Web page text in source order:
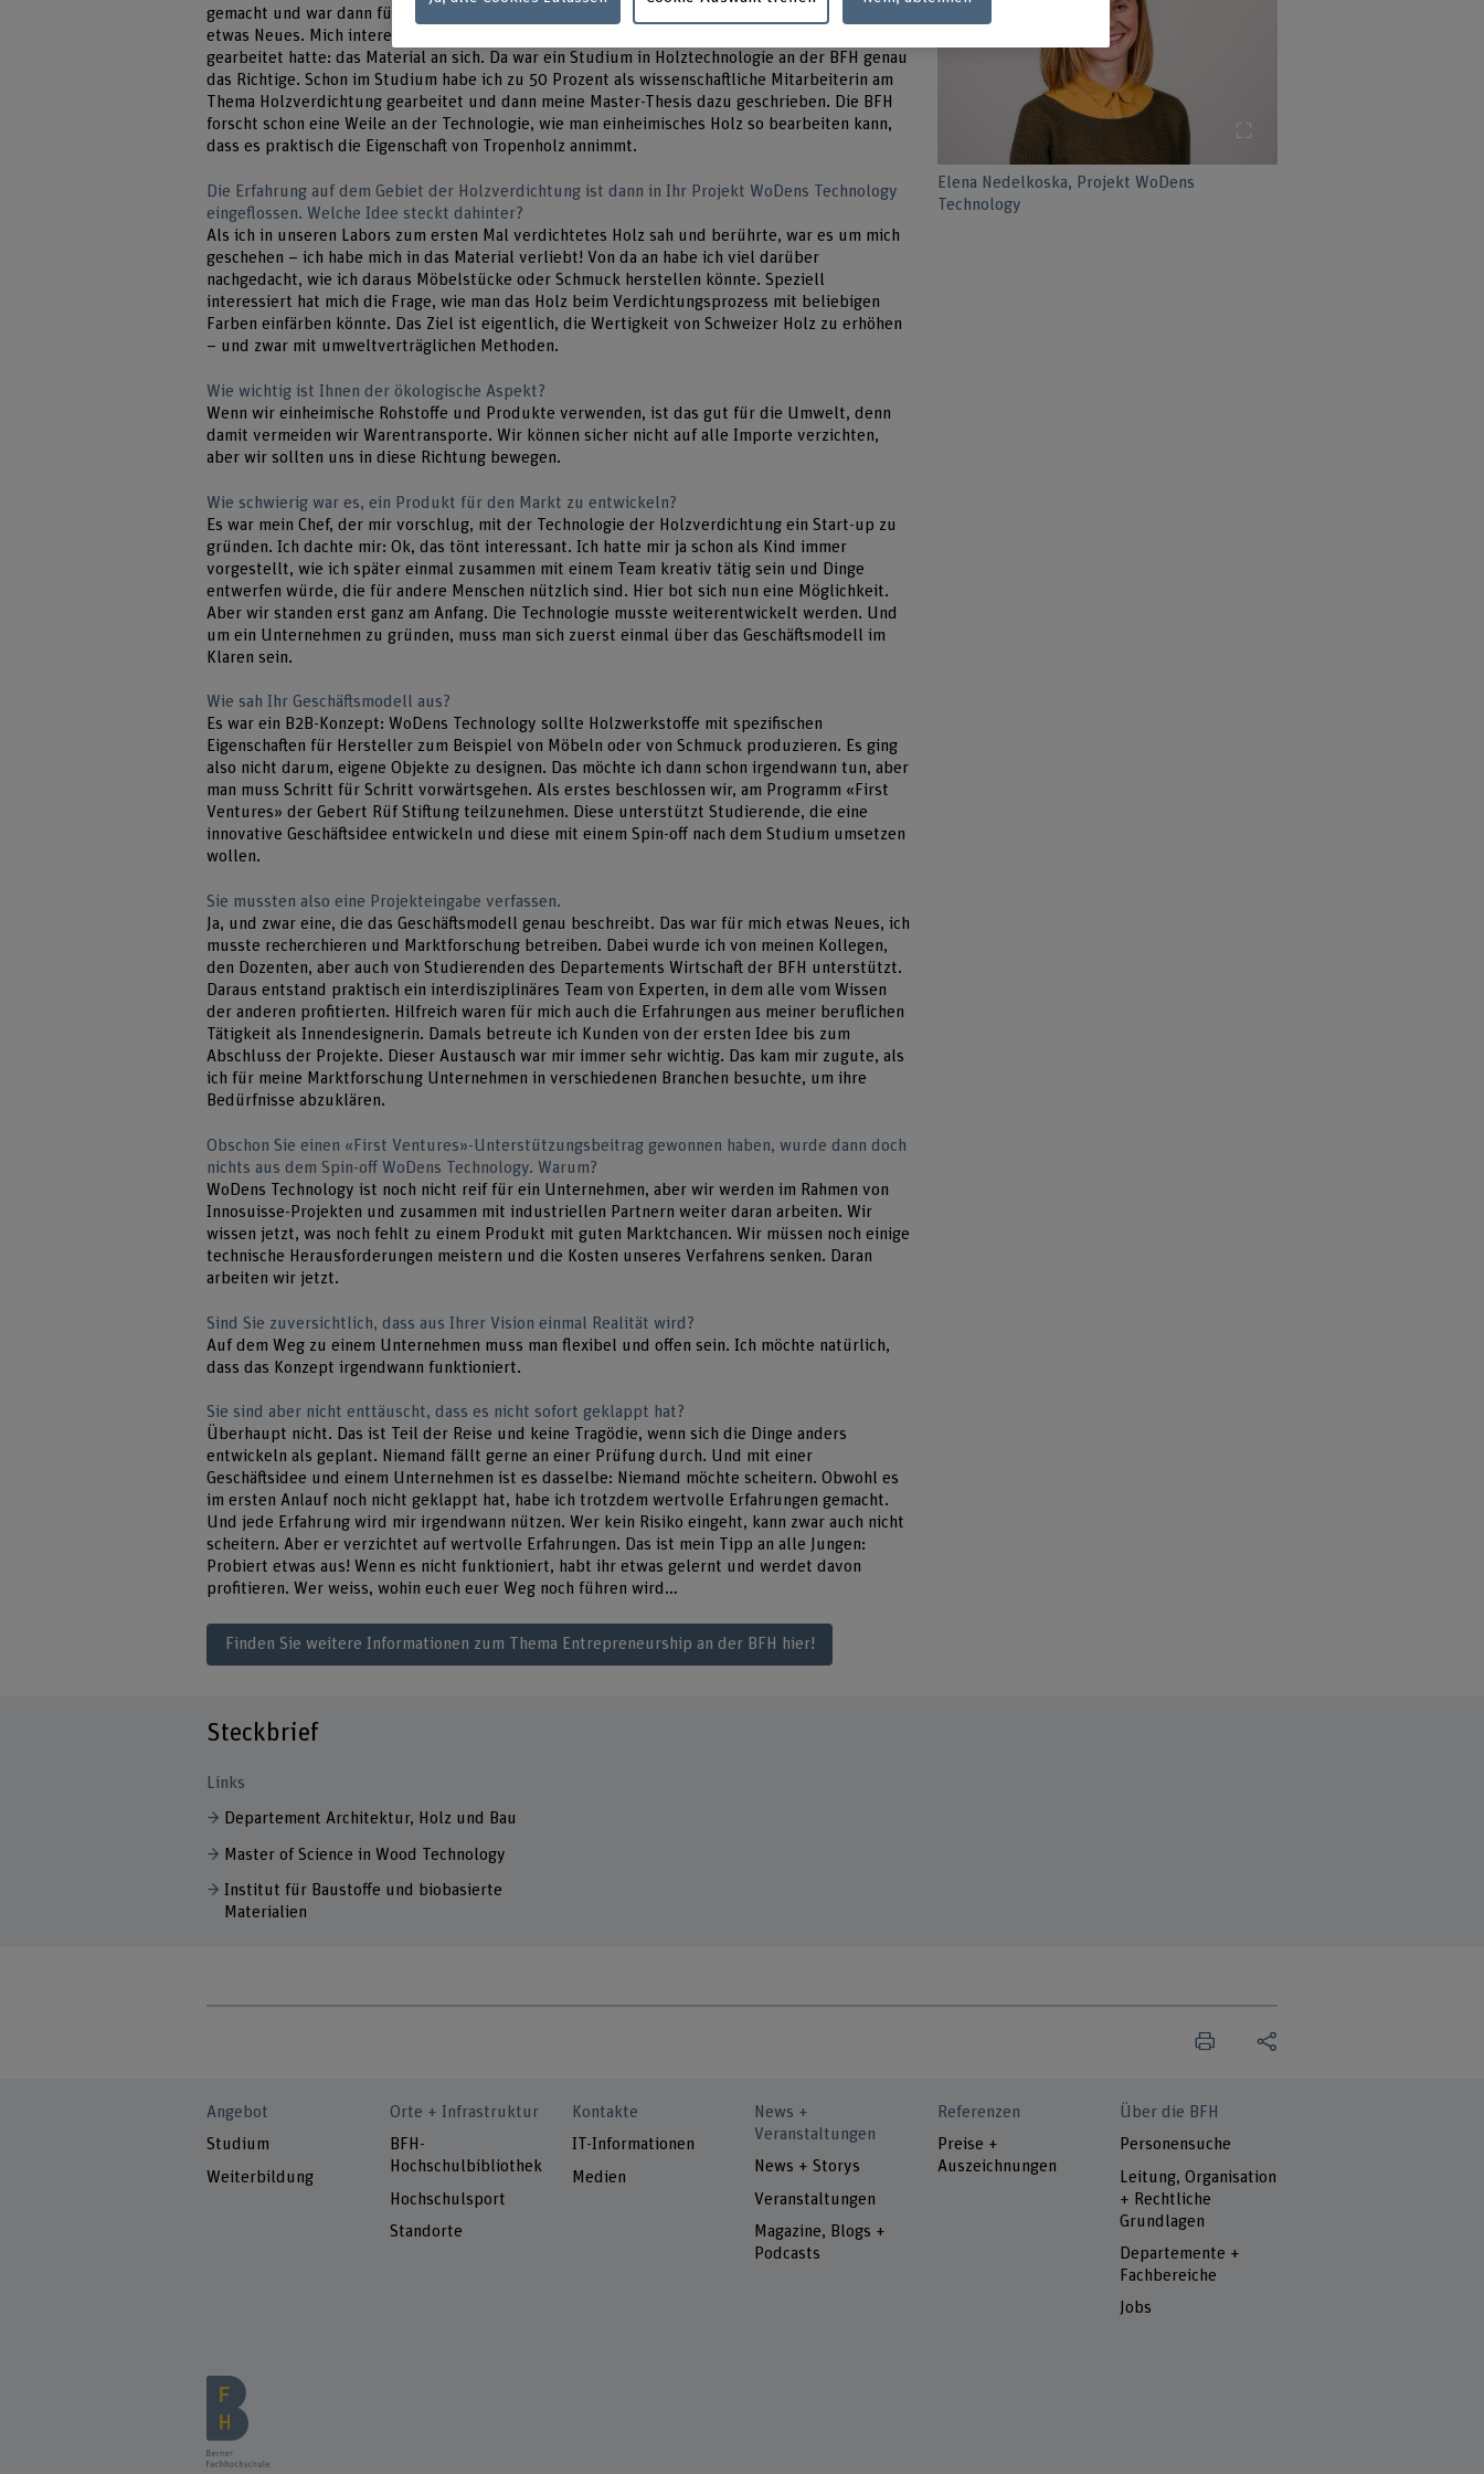
gemacht und war dann fünf Jahre als Innenarchitektin tätig. Dann fand ich, dass es Zeit ist für
etwas Neues. Mich interessierte die andere Seite der Objekte, mit denen ich bis dahin
gearbeitet hatte: das Material an sich. Da war ein Studium in Holztechnologie an der BFH genau
das Richtige. Schon im Studium habe ich zu 50 Prozent als wissenschaftliche Mitarbeiterin am
Thema Holzverdichtung gearbeitet und dann meine Master-Thesis dazu geschrieben. Die BFH
forscht schon eine Weile an der Technologie, wie man einheimisches Holz so bearbeiten kann,
dass es praktisch die Eigenschaft von Tropenholz annimmt.
Die Erfahrung auf dem Gebiet der Holzverdichtung ist dann in Ihr Projekt WoDens Technology
eingeflossen. Welche Idee steckt dahinter?
Als ich in unseren Labors zum ersten Mal verdichtetes Holz sah und berührte, war es um mich
geschehen – ich habe mich in das Material verliebt! Von da an habe ich viel darüber
nachgedacht, wie ich daraus Möbelstücke oder Schmuck herstellen könnte. Speziell
interessiert hat mich die Frage, wie man das Holz beim Verdichtungsprozess mit beliebigen
Farben einfärben könnte. Das Ziel ist eigentlich, die Wertigkeit von Schweizer Holz zu erhöhen
– und zwar mit umweltverträglichen Methoden.
Wie wichtig ist Ihnen der ökologische Aspekt?
Wenn wir einheimische Rohstoffe und Produkte verwenden, ist das gut für die Umwelt, denn
damit vermeiden wir Warentransporte. Wir können sicher nicht auf alle Importe verzichten,
aber wir sollten uns in diese Richtung bewegen.
Wie schwierig war es, ein Produkt für den Markt zu entwickeln?
Es war mein Chef, der mir vorschlug, mit der Technologie der Holzverdichtung ein Start-up zu
gründen. Ich dachte mir: Ok, das tönt interessant. Ich hatte mir ja schon als Kind immer
vorgestellt, wie ich später einmal zusammen mit einem Team kreativ tätig sein und Dinge
entwerfen würde, die für andere Menschen nützlich sind. Hier bot sich nun eine Möglichkeit.
Aber wir standen erst ganz am Anfang. Die Technologie musste weiterentwickelt werden. Und
um ein Unternehmen zu gründen, muss man sich zuerst einmal über das Geschäftsmodell im
Klaren sein.
Wie sah Ihr Geschäftsmodell aus?
Es war ein B2B-Konzept: WoDens Technology sollte Holzwerkstoffe mit spezifischen
Eigenschaften für Hersteller zum Beispiel von Möbeln oder von Schmuck produzieren. Es ging
also nicht darum, eigene Objekte zu designen. Das möchte ich dann schon irgendwann tun, aber
man muss Schritt für Schritt vorwärtsgehen. Als erstes beschlossen wir, am Programm «First
Ventures» der Gebert Rüf Stiftung teilzunehmen. Diese unterstützt Studierende, die eine
innovative Geschäftsidee entwickeln und diese mit einem Spin-off nach dem Studium umsetzen
wollen.
Sie mussten also eine Projekteingabe verfassen.
Ja, und zwar eine, die das Geschäftsmodell genau beschreibt. Das war für mich etwas Neues, ich
musste recherchieren und Marktforschung betreiben. Dabei wurde ich von meinen Kollegen,
den Dozenten, aber auch von Studierenden des Departements Wirtschaft der BFH unterstützt.
Daraus entstand praktisch ein interdisziplinäres Team von Experten, in dem alle vom Wissen
der anderen profitierten. Hilfreich waren für mich auch die Erfahrungen aus meiner beruflichen
Tätigkeit als Innendesignerin. Damals betreute ich Kunden von der ersten Idee bis zum
Abschluss der Projekte. Dieser Austausch war mir immer sehr wichtig. Das kam mir zugute, als
ich für meine Marktforschung Unternehmen in verschiedenen Branchen besuchte, um ihre
Bedürfnisse abzuklären.
Obschon Sie einen «First Ventures»-Unterstützungsbeitrag gewonnen haben, wurde dann doch
nichts aus dem Spin-off WoDens Technology. Warum?
WoDens Technology ist noch nicht reif für ein Unternehmen, aber wir werden im Rahmen von
Innosuisse-Projekten und zusammen mit industriellen Partnern weiter daran arbeiten. Wir
wissen jetzt, was noch fehlt zu einem Produkt mit guten Marktchancen. Wir müssen noch einige
technische Herausforderungen meistern und die Kosten unseres Verfahrens senken. Daran
arbeiten wir jetzt.
Sind Sie zuversichtlich, dass aus Ihrer Vision einmal Realität wird?
Auf dem Weg zu einem Unternehmen muss man flexibel und offen sein. Ich möchte natürlich,
dass das Konzept irgendwann funktioniert.
Sie sind aber nicht enttäuscht, dass es nicht sofort geklappt hat?
Überhaupt nicht. Das ist Teil der Reise und keine Tragödie, wenn sich die Dinge anders
entwickeln als geplant. Niemand fällt gerne an einer Prüfung durch. Und mit einer
Geschäftsidee und einem Unternehmen ist es dasselbe: Niemand möchte scheitern. Obwohl es
im ersten Anlauf noch nicht geklappt hat, habe ich trotzdem wertvolle Erfahrungen gemacht.
Und jede Erfahrung wird mir irgendwann nützen. Wer kein Risiko eingeht, kann zwar auch nicht
scheitern. Aber er verzichtet auf wertvolle Erfahrungen. Das ist mein Tipp an alle Jungen:
Probiert etwas aus! Wenn es nicht funktioniert, habt ihr etwas gelernt und werdet davon
profitieren. Wer weiss, wohin euch euer Weg noch führen wird…
Finden Sie weitere Informationen zum Thema Entrepreneurship an der BFH hier!
Elena Nedelkoska, Projekt WoDens
Technology
Steckbrief
Links
Departement Architektur, Holz und Bau
Master of Science in Wood Technology
Institut für Baustoffe und biobasierte
Materialien
Angebot
Studium
Weiterbildung
Orte + Infrastruktur
BFH-
Hochschulbibliothek
Hochschulsport
Standorte
Kontakte
IT-Informationen
Medien
News +
Veranstaltungen
News + Storys
Veranstaltungen
Magazine, Blogs +
Podcasts
Referenzen
Preise +
Auszeichnungen
Über die BFH
Personensuche
Leitung, Organisation
+ Rechtliche
Grundlagen
Departemente +
Fachbereiche
Jobs